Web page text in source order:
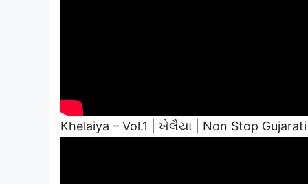
Khelaiya – Vol.1 | ખેલૈયા | Non Stop